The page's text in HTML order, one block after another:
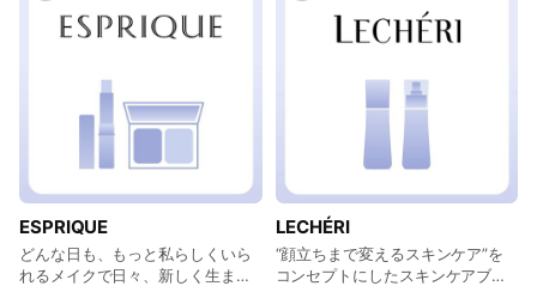
ESPRIQUE
どんな日も、もっと私らしくいら
れるメイクで日々、新しく生まれ
LECHÉRI
“顔立ちまで変えるスキンケア”を
コンセプトにしたスキンケアブラ